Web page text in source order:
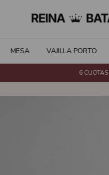
MESA VAJILLA PORTO
6 CUOTAS